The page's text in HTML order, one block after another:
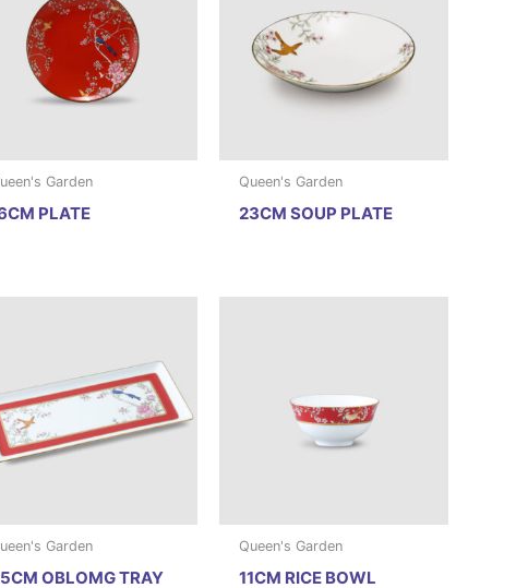
Garden
PLATE
Queen's Garden
23CM SOUP PLATE
Garden
OBLOMG TRAY
Queen's Garden
11CM RICE BOWL